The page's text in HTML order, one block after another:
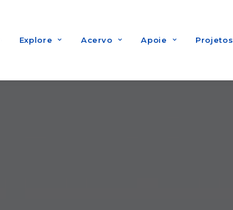
Explore Acervo Apoie Projetos